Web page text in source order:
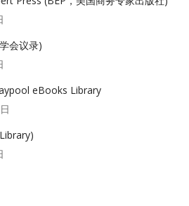
会议录)
eBooks Library